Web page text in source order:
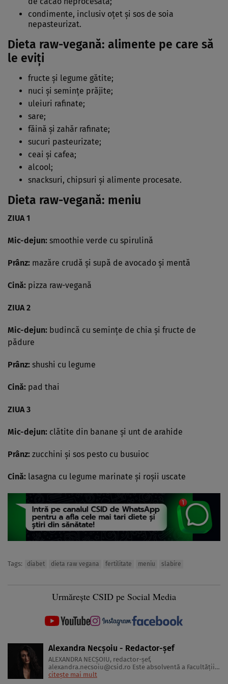
condimente, inclusiv oţet şi sos de soia
nepasteurizat.
Dieta raw-vegană: alimente pe care să
le eviţi
fructe şi legume gătite;
nuci şi seminţe prăjite;
uleiuri rafinate;
sare;
făină şi zahăr rafinate;
sucuri pasteurizate;
ceai şi cafea;
alcool;
snacksuri, chipsuri şi alimente procesate.
Dieta raw-vegană: meniu
ZIUA 1
Mic-dejun: smoothie verde cu spirulină
Prânz: mazăre crudă şi supă de avocado şi mentă
Cină: pizza raw-vegană
ZIUA 2
Mic-dejun: budincă cu seminţe de chia şi fructe de
pădure
Prânz: shushi cu legume
Cină: pad thai
ZIUA 3
Mic-dejun: clătite din banane şi unt de arahide
Prânz: zucchini şi sos pesto cu busuioc
Cină: lasagna cu legume marinate şi roşii uscate
Tags: diabet dieta raw vegana fertilitate meniu slabire
Urmărește CSID pe Social Media
Alexandra Necșoiu - Redactor-șef
ALEXANDRA NECŞOIU, redactor-șef,
alexandra.necsoiu@csid.ro Este absolventă a Facultăţii
de Jurnalism şi Ştiinţele Comunicării şi deţine o diplomă
citește mai mult